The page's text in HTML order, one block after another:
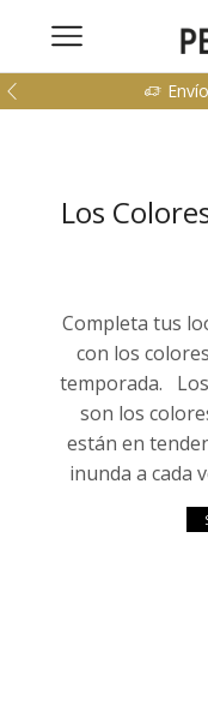
Los
Completa tus
con los
temporada.
son los
están en
inunda a cada